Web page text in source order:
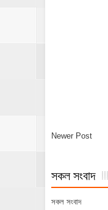
Newer Post
সকল সংবাদ
সকল সংবাদ